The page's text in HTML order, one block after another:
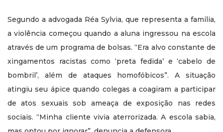
Segundo a advogada Réa Sylvia, que representa a família,
a violência começou quando a aluna ingressou na escola
através de um programa de bolsas. “Era alvo constante de
xingamentos racistas como ‘preta fedida’ e ‘cabelo de
bombril’, além de ataques homofóbicos”. A situação
atingiu seu ápice quando colegas a coagiram a participar
de atos sexuais sob ameaça de exposição nas redes
sociais. “Minha cliente vivia aterrorizada. A escola sabia,